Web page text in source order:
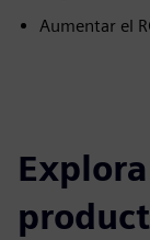
Aumentar el